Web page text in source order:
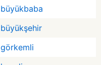
büyükbaba
büyükşehir
görkemli